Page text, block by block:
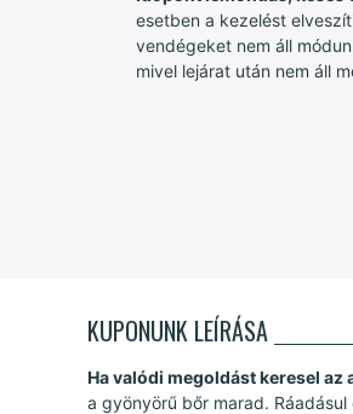
esetben a kezelést
vendégeket nem áll
mivel lejárat után nem áll
KUPONUNK LEÍRÁSA
Ha valódi megoldást keresel az
a gyönyörű bőr marad.